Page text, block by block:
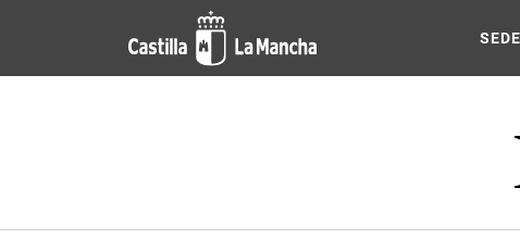
Pasar al contenido principal
Actualidad de la región de